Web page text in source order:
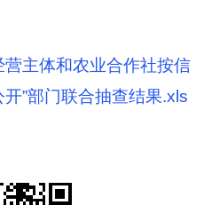
主体和农业合作社按信
”部门联合抽查结果.xls